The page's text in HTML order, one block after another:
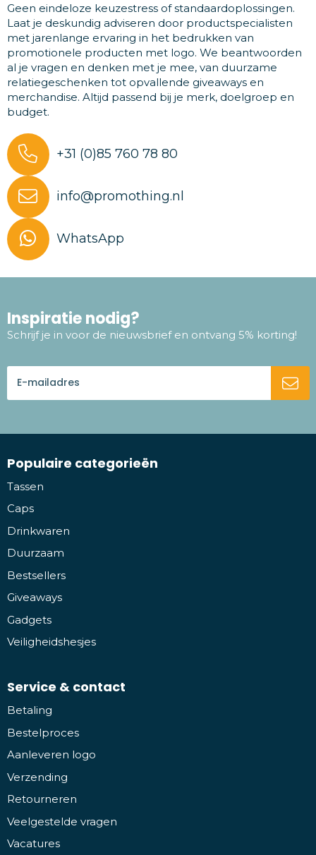
Geen eindeloze keuzestress of standaardoplossingen.
Laat je deskundig adviseren door productspecialisten
met jarenlange ervaring in het bedrukken van
promotionele producten met logo. We beantwoorden
al je vragen en denken met je mee, van duurzame
relatiegeschenken tot opvallende giveaways en
merchandise. Altijd passend bij je merk, doelgroep en
budget.
+31 (0)85 760 78 80
info@promothing.nl
WhatsApp
Inspiratie nodig?
Schrijf je in voor de nieuwsbrief en ontvang 5% korting!
Populaire categorieën
Tassen
Caps
Drinkwaren
Duurzaam
Bestsellers
Giveaways
Gadgets
Veiligheidshesjes
Service & contact
Betaling
Bestelproces
Aanleveren logo
Verzending
Retourneren
Veelgestelde vragen
Vacatures